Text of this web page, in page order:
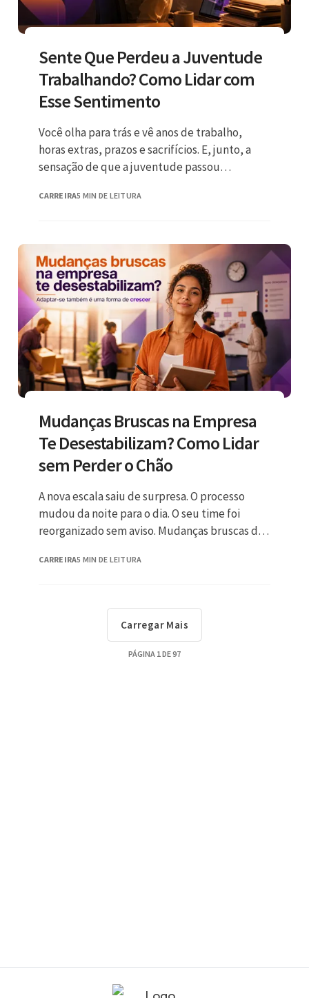
Sente Que Perdeu a Juventude
Trabalhando? Como Lidar com
Esse Sentimento
Você olha para trás e vê anos de trabalho,
horas extras, prazos e sacrifícios. E, junto, a
sensação de que a juventude passou
CARREIRA5 MIN DE LEITURA
Mudanças Bruscas na Empresa
Te Desestabilizam? Como Lidar
sem Perder o Chão
A nova escala saiu de surpresa. O processo
mudou da noite para o dia. O seu time foi
reorganizado sem aviso. Mudanças bruscas de
CARREIRA5 MIN DE LEITURA
PÁGINA 1 DE97
Carregar Mais